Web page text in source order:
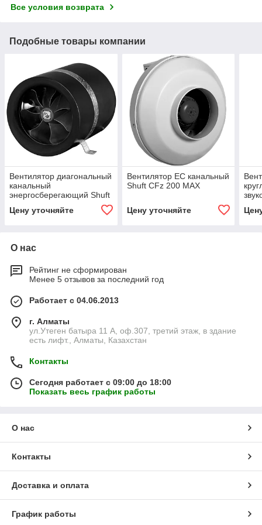
Все условия возврата
Подобные товары компании
Вентилятор диагональный
канальный
энергосберегающий Shuft
Цену уточняйте
Вентилятор EC канальный
Shuft CFz 200 MAX
Цену уточняйте
VIM
О нас
Рейтинг не сформирован
Менее 5 отзывов за последний год
Работает с 04.06.2013
г. Алматы
ул.Утеген батыра 11 А, оф.307, третий этаж, в здание
есть лифт., Алматы, Казахстан
Контакты
Сегодня работает с 09:00 до 18:00
Показать весь график работы
О нас
Контакты
Доставка и оплата
График работы